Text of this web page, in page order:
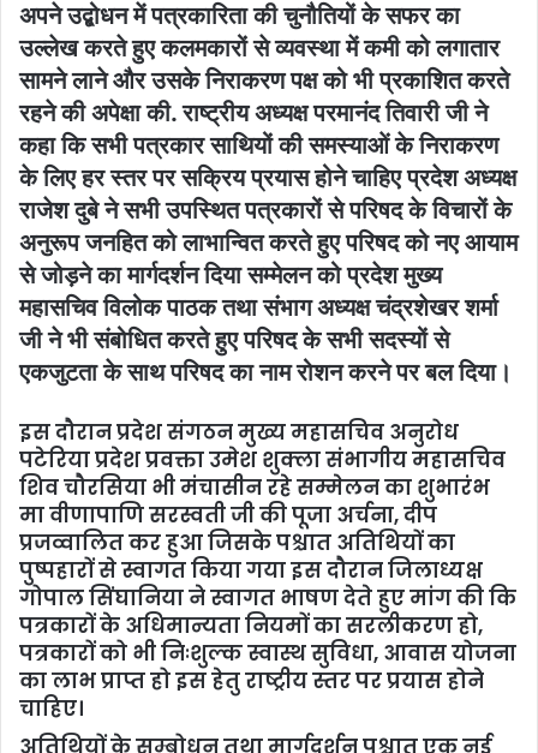
अपने उद्बोधन में पत्रकारिता की चुनौतियों के सफर का
उल्लेख करते हुए कलमकारों से व्यवस्था में कमी को लगातार
सामने लाने और उसके निराकरण पक्ष को भी प्रकाशित करते
रहने की अपेक्षा की. राष्ट्रीय अध्यक्ष परमानंद तिवारी जी ने
कहा कि सभी पत्रकार साथियों की समस्याओं के निराकरण
के लिए हर स्तर पर सक्रिय प्रयास होने चाहिए प्रदेश अध्यक्ष
राजेश दुबे ने सभी उपस्थित पत्रकारों से परिषद के विचारों के
अनुरूप जनहित को लाभान्वित करते हुए परिषद को नए आयाम
से जोड़ने का मार्गदर्शन दिया सम्मेलन को प्रदेश मुख्य
महासचिव विलोक पाठक तथा संभाग अध्यक्ष चंद्रशेखर शर्मा
जी ने भी संबोधित करते हुए परिषद के सभी सदस्यों से
एकजुटता के साथ परिषद का नाम रोशन करने पर बल दिया।
इस दौरान प्रदेश संगठन मुख्य महासचिव अनुरोध
पटेरिया प्रदेश प्रवक्ता उमेश शुक्ला संभागीय महासचिव
शिव चौरसिया भी मंचासीन रहे सम्मेलन का शुभारंभ
मा वीणापाणि सरस्वती जी की पूजा अर्चना, दीप
प्रजव्वालित कर हुआ जिसके पश्चात अतिथियों का
पुष्पहारों से स्वागत किया गया इस दौरान जिलाध्यक्ष
गोपाल सिंघानिया ने स्वागत भाषण देते हुए मांग की कि
पत्रकारों के अधिमान्यता नियमों का सरलीकरण हो,
पत्रकारों को भी निःशुल्क स्वास्थ सुविधा, आवास योजना
का लाभ प्राप्त हो इस हेतु राष्ट्रीय स्तर पर प्रयास होने
चाहिए।
अतिथियों के सम्बोधन तथा मार्गदर्शन पश्चात एक नई